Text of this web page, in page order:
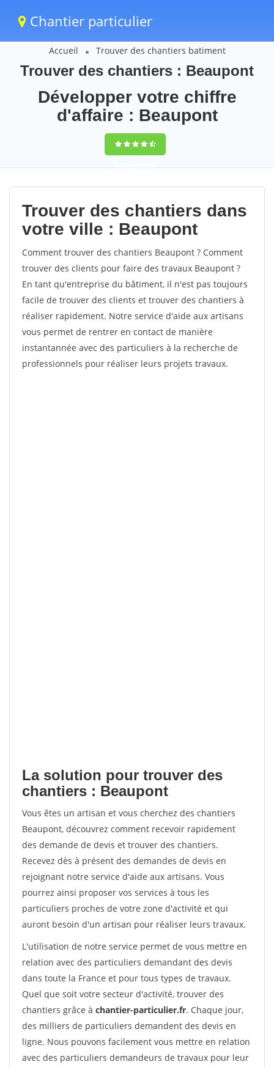
Chantier particulier
Accueil Trouver des chantiers batiment
Trouver des chantiers : Beaupont
Développer votre chiffre
d'affaire : Beaupont
9,5(100%)62
votes
Trouver des chantiers dans
votre ville : Beaupont
Comment trouver des chantiers Beaupont ? Comment
trouver des clients pour faire des travaux Beaupont ?
En tant qu'entreprise du bâtiment, il n'est pas toujours
facile de trouver des clients et trouver des chantiers à
réaliser rapidement. Notre service d'aide aux artisans
vous permet de rentrer en contact de manière
instantannée avec des particuliers à la recherche de
professionnels pour réaliser leurs projets travaux.
La solution pour trouver des
chantiers : Beaupont
Vous êtes un artisan et vous cherchez des chantiers
Beaupont, découvrez comment recevoir rapidement
des demande de devis et trouver des chantiers.
Recevez dès à présent des demandes de devis en
rejoignant notre service d'aide aux artisans. Vous
pourrez ainsi proposer vos services à tous les
particuliers proches de votre zone d'activité et qui
auront besoin d'un artisan pour réaliser leurs travaux.
L'utilisation de notre service permet de vous mettre en
relation avec des particuliers demandant des devis
dans toute la France et pour tous types de travaux.
Quel que soit votre secteur d'activité, trouver des
chantiers grâce à chantier-particulier.fr. Chaque jour,
des milliers de particuliers demandent des devis en
ligne. Nous pouvons facilement vous mettre en relation
avec des particuliers demandeurs de travaux pour leur